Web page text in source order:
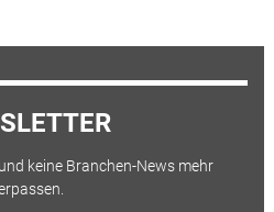
keine Branchen-News mehr